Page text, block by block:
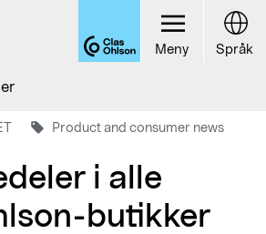
Product and consumer news
i alle
butikker
Meny Språk